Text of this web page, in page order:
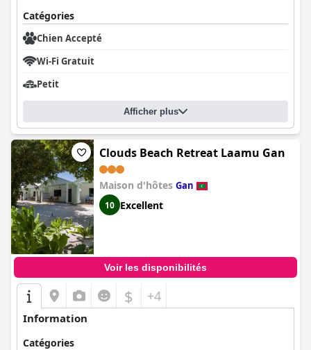
Catégories
Chien Accepté
Wi-Fi Gratuit
Petit
Afficher plus
Clouds Beach Retreat Laamu Gan
Maison d'hôtes Gan
10 Excellent
Voir les disponibilités
$ +4
Information
Catégories